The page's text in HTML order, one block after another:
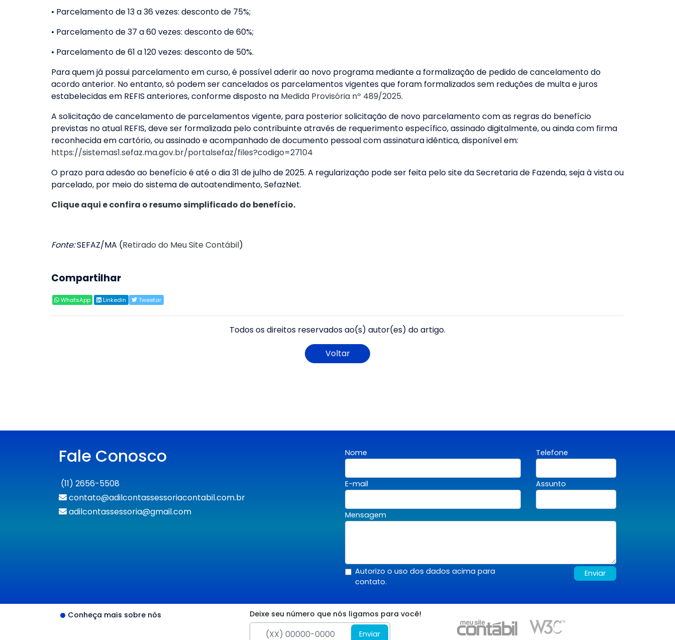
• Parcelamento de 13 a 36 vezes: desconto de 75%;
• Parcelamento de 37 a 60 vezes: desconto de 60%;
• Parcelamento de 61 a 120 vezes: desconto de 50%.
Para quem já possui parcelamento em curso, é possível aderir ao novo programa mediante a formalização de pedido de cancelamento do
acordo anterior. No entanto, só podem ser cancelados os parcelamentos vigentes que foram formalizados sem reduções de multa e juros
estabelecidas em REFIS anteriores, conforme disposto na Medida Provisória nº 489/2025.
A solicitação de cancelamento de parcelamentos vigente, para posterior solicitação de novo parcelamento com as regras do benefício
previstas no atual REFIS, deve ser formalizada pelo contribuinte através de requerimento específico, assinado digitalmente, ou ainda com firma
reconhecida em cartório, ou assinado e acompanhado de documento pessoal com assinatura idêntica, disponível em:
https://sistemas1.sefaz.ma.gov.br/portalsefaz/files?codigo=27104
O prazo para adesão ao benefício é até o dia 31 de julho de 2025. A regularização pode ser feita pelo site da Secretaria de Fazenda, seja à vista ou
parcelado, por meio do sistema de autoatendimento, SefazNet.
Clique aqui e confira o resumo simplificado do benefício.
Fonte:SEFAZ/MA (Retirado do Meu Site Contábil)
Compartilhar
WhatsApp Linkedin Tweetar
Todos os direitos reservados ao(s) autor(es) do artigo.
Voltar
Fale Conosco
(11) 2656-5508
contato@adilcontassessoriacontabil.com.br
adilcontassessoria@gmail.com
Nome Telefone
E-mail Assunto
Mensagem
Autorizo o uso dos dados acima para
contato.
Enviar
Conheça mais sobre nós
Deixe seu número que nós ligamos para você!
Enviar